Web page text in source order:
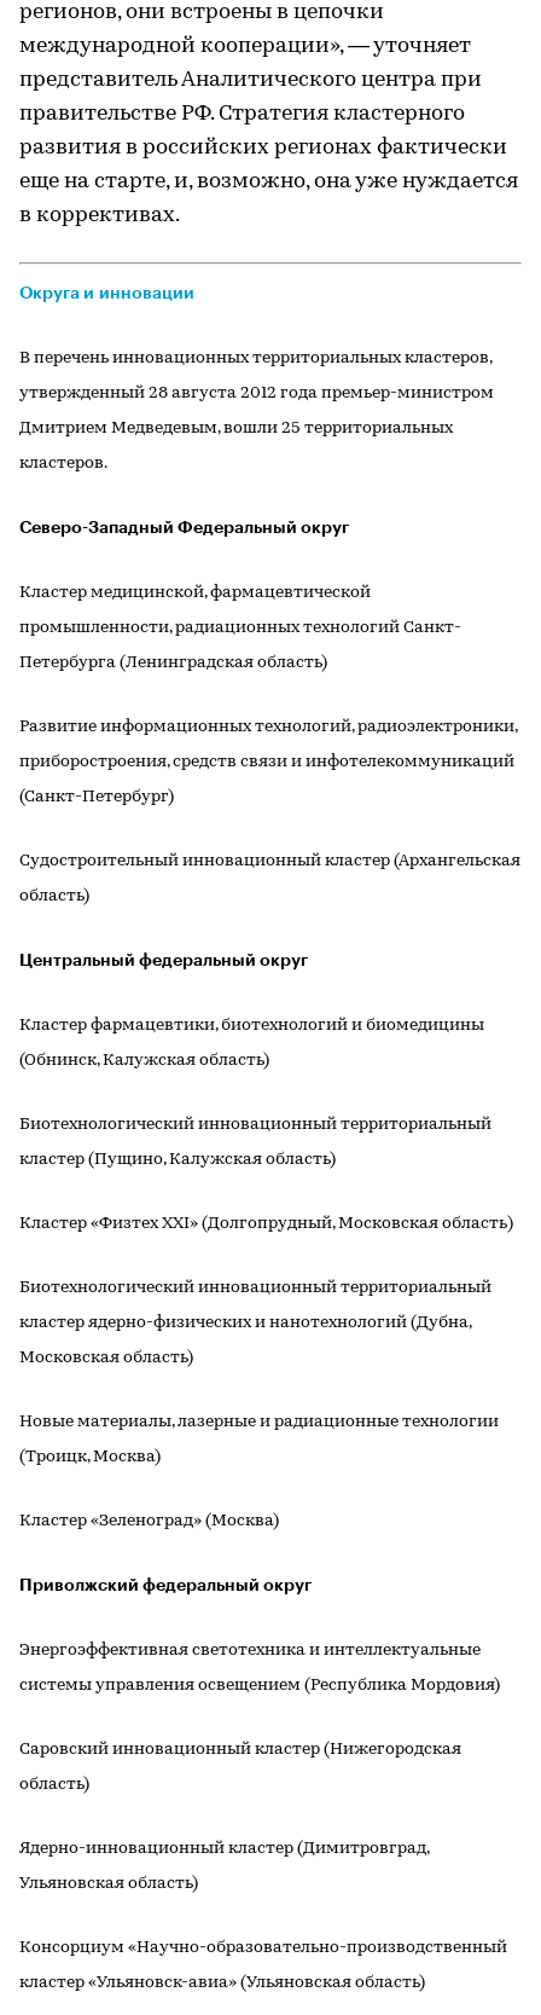
регионов, они встроены в цепочки
международной кооперации», — уточняет
представитель Аналитического центра при
правительстве РФ. Стратегия кластерного
развития в российских регионах фактически
еще на старте, и, возможно, она уже нуждается
в коррективах.
Округа и инновации
В перечень инновационных территориальных кластеров,
утвержденный 28 августа 2012 года премьер-министром
Дмитрием Медведевым, вошли 25 территориальных
кластеров.
Северо-Западный Федеральный округ
Кластер медицинской, фармацевтической
промышленности, радиационных технологий Санкт-
Петербурга (Ленинградская область)
Развитие информационных технологий, радиоэлектроники,
приборостроения, средств связи и инфотелекоммуникаций
(Санкт-Петербург)
Судостроительный инновационный кластер (Архангельская
область)
Центральный федеральный округ
Кластер фармацевтики, биотехнологий и биомедицины
(Обнинск, Калужская область)
Биотехнологический инновационный территориальный
кластер (Пущино, Калужская область)
Кластер «Физтех XXI» (Долгопрудный, Московская область)
Биотехнологический инновационный территориальный
кластер ядерно-физических и нанотехнологий (Дубна,
Московская область)
Новые материалы, лазерные и радиационные технологии
(Троицк, Москва)
Кластер «Зеленоград» (Москва)
Приволжский федеральный округ
Энергоэффективная светотехника и интеллектуальные
системы управления освещением (Республика Мордовия)
Саровский инновационный кластер (Нижегородская
область)
Ядерно-инновационный кластер (Димитровград,
Ульяновская область)
Консорциум «Научно-образовательно-производственный
кластер «Ульяновск-авиа» (Ульяновская область)